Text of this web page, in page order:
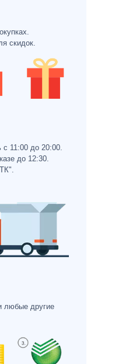
скидок.
11:00 до 20:00.
до 12:30.
любые другие